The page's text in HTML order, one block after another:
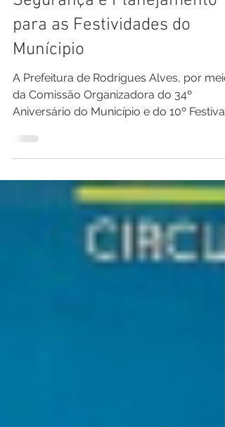
Segurança e Planejamento
para as Festividades do
Munícipio
A Prefeitura de Rodrigues Alves, por meio
da Comissão Organizadora do 34º
Aniversário do Município e do 10º Festival
da Banana, realizou uma importante
Corpo de Bombeiros, Polícia Militar, 12ª
CIRETRAN e da equipe de segurança
privada para definir as estratégias e o
esquema de segurança que serão
adotados durante toda a programação. A